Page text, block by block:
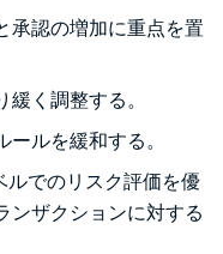
承認の増加に重点を置
く調整する。
ルを緩和する。
ルでのリスク評価を優
ンザクションに対する